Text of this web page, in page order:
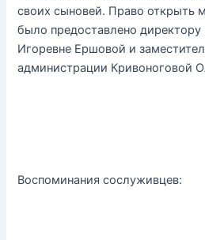
своих сыновей. Право открыть
было предоставлено
Игоревне Ершовой и
администрации Кривоноговой
Воспоминания сослуживцев: